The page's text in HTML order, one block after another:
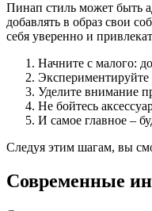
Пинап стиль может быть
добавлять в образ свои
себя уверенно и
Начните с малого:
Экспериментируйте
Уделите внимание
Не бойтесь
И самое главное –
Следуя этим шагам, вы
Современные